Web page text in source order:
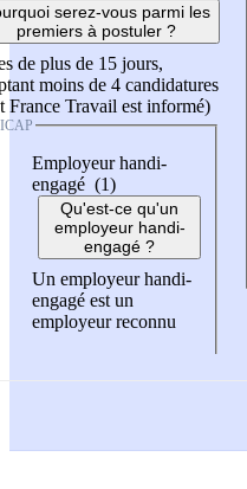
serez-vous parmi les
premiers à postuler ?
de plus de 15 jours,
moins de 4 candidatures
France Travail est informé)
Employeur handi-
engagé (1)
Qu'est-ce qu'un
employeur handi-
engagé ?
Un employeur handi-
engagé est un
employeur reconnu